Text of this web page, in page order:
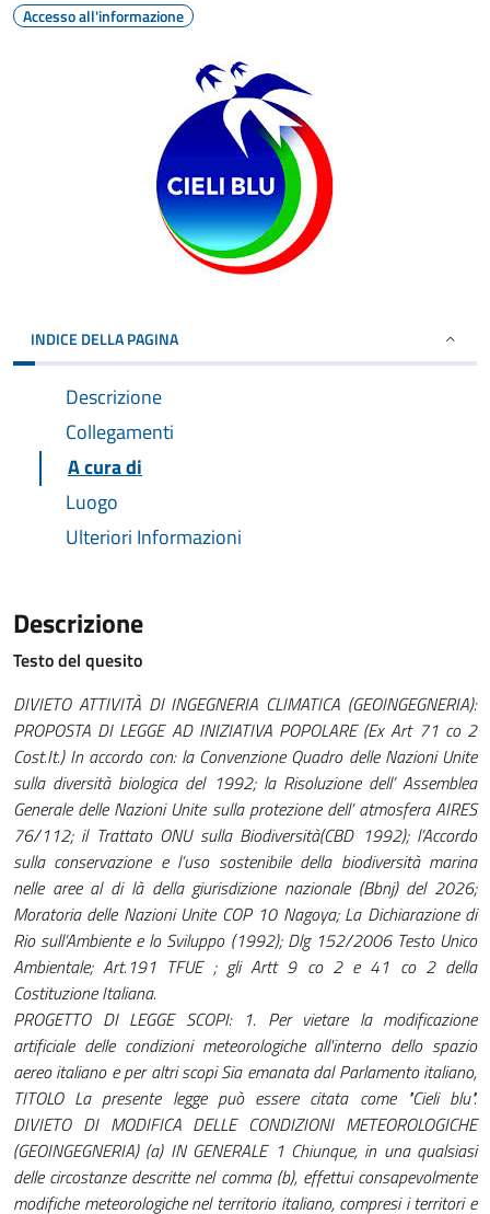
Accesso all'informazione
INDICE DELLA PAGINA
Descrizione
Collegamenti
A cura di
Luogo
Ulteriori Informazioni
Descrizione
Testo del quesito
DIVIETO ATTIVITÀ DI INGEGNERIA CLIMATICA (GEOINGEGNERIA):
PROPOSTA DI LEGGE AD INIZIATIVA POPOLARE (Ex Art 71 co 2
Cost.It.) In accordo con: la Convenzione Quadro delle Nazioni Unite
sulla diversità biologica del 1992; la Risoluzione dell’ Assemblea
Generale delle Nazioni Unite sulla protezione dell’ atmosfera AIRES
76/112; il Trattato ONU sulla Biodiversità(CBD 1992); l’Accordo
sulla conservazione e l’uso sostenibile della biodiversità marina
nelle aree al di là della giurisdizione nazionale (Bbnj) del 2026;
Moratoria delle Nazioni Unite COP 10 Nagoya; La Dichiarazione di
Rio sull’Ambiente e lo Sviluppo (1992); Dlg 152/2006 Testo Unico
Ambientale; Art.191 TFUE ; gli Artt 9 co 2 e 41 co 2 della
Costituzione Italiana.
PROGETTO DI LEGGE SCOPI: 1. Per vietare la modificazione
artificiale delle condizioni meteorologiche all'interno dello spazio
aereo italiano e per altri scopi Sia emanata dal Parlamento italiano,
TITOLO La presente legge può essere citata come "Cieli blu".
DIVIETO DI MODIFICA DELLE CONDIZIONI METEOROLOGICHE
(GEOINGEGNERIA) (a) IN GENERALE 1 Chiunque, in una qualsiasi
delle circostanze descritte nel comma (b), effettui consapevolmente
modifiche meteorologiche nel territorio italiano, compresi i territori e